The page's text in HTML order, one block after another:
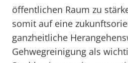
öffentlichen Raum zu
somit auf eine
ganzheitliche
Gehwegreinigung als